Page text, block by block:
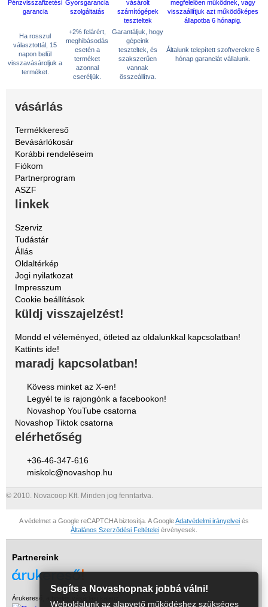
Ha rosszul
választottál, 15
napon belül
visszavásároljuk a
terméket.
+2% felárért,
meghibásodás
esetén a
terméket
azonnal
cseréljük.
Garantáljuk, hogy
gépeink
teszteltek, és
szakszerűen
vannak
összeállítva.
Általunk telepített szoftverekre 6
hónap garanciát vállalunk.
vásárlás
Termékkereső
Bevásárlókosár
Korábbi rendeléseim
Fiókom
Partnerprogram
ASZF
linkek
Szerviz
Tudástár
Állás
Oldaltérkép
Jogi nyilatkozat
Impresszum
Cookie beállítások
küldj visszajelzést!
Mondd el véleményed, ötleted az oldalunkkal kapcsolatban!
Kattints ide!
maradj kapcsolatban!
Kövess minket az X-en!
Legyél te is rajongónk a facebookon!
Novashop YouTube csatorna
Novashop Tiktok csatorna
elérhetőség
+36-46-347-616
miskolc@novashop.hu
© 2010. Novacoop Kft. Minden jog fenntartva.
A védelmet a Google reCAPTCHA biztosítja. A GoogleAdatvédelmi irányelvei és
Általános Szerződési Feltételei érvényesek.
Partnereink
Árukereső, a hiteles vásárlási kalauz
Segíts a Novashopnak jobbá válni!
Weboldalunk az alapvető működéshez szükséges